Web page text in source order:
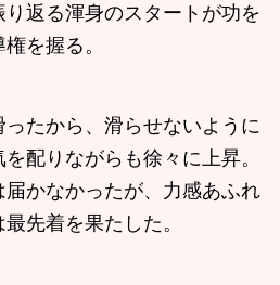
返る渾身のスタートが功を
を握る。
たから、滑らせないように
配りながらも徐々に上昇。
届かなかったが、力感あふれ
先着を果たした。